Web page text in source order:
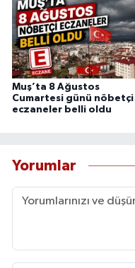
Muş’ta 8 Ağustos
Cumartesi günü nöbetçi
eczaneler belli oldu
Yorumlar